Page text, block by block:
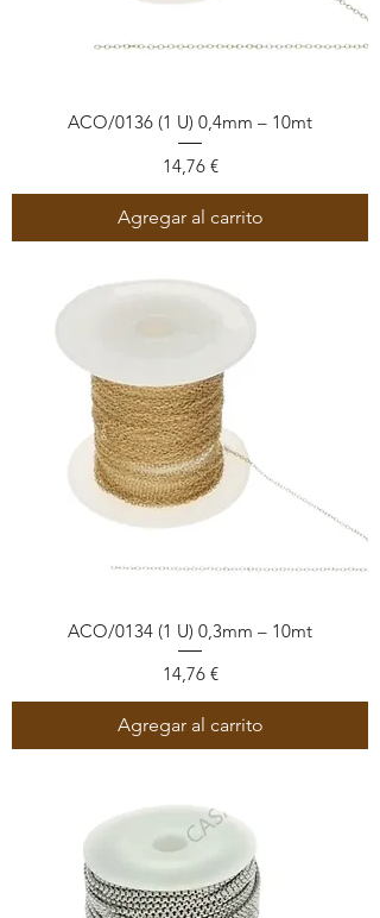
ACO/0136 (1 U) 0,4mm – 10mt
Precio
14,76 €
Agregar al carrito
ACO/0134 (1 U) 0,3mm – 10mt
Precio
14,76 €
Agregar al carrito